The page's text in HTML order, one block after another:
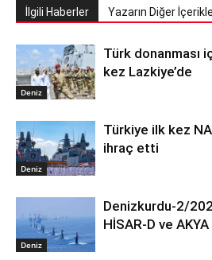
İlgili Haberler Yazarın Diğer
Deniz
Türk donanması
kez Lazkiye’de
Deniz
Türkiye ilk kez
ihraç etti
Deniz
Denizkurdu-2/
HİSAR-D ve